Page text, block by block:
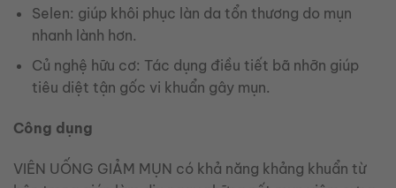
Selen: giúp khôi phục làn da tổn thương do mụn
nhanh lành hơn.
Củ nghệ hữu cơ: Tác dụng điều tiết bã nhỡn giúp
tiêu diệt tận gốc vi khuẩn gây mụn.
Công dụng
VIÊN UỐNG GIẢM MỤN có khả năng khảng khuẩn từ